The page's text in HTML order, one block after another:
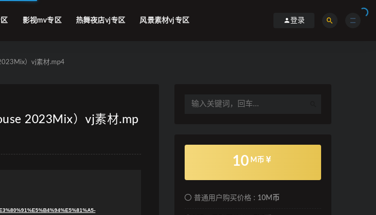
影视mv专区 热舞夜店vj专区 风景素材vj专区 登录
）vj素材.mp4
2023Mix）vj素材.mp
10 M币
普通用户购买价格 : 10M币